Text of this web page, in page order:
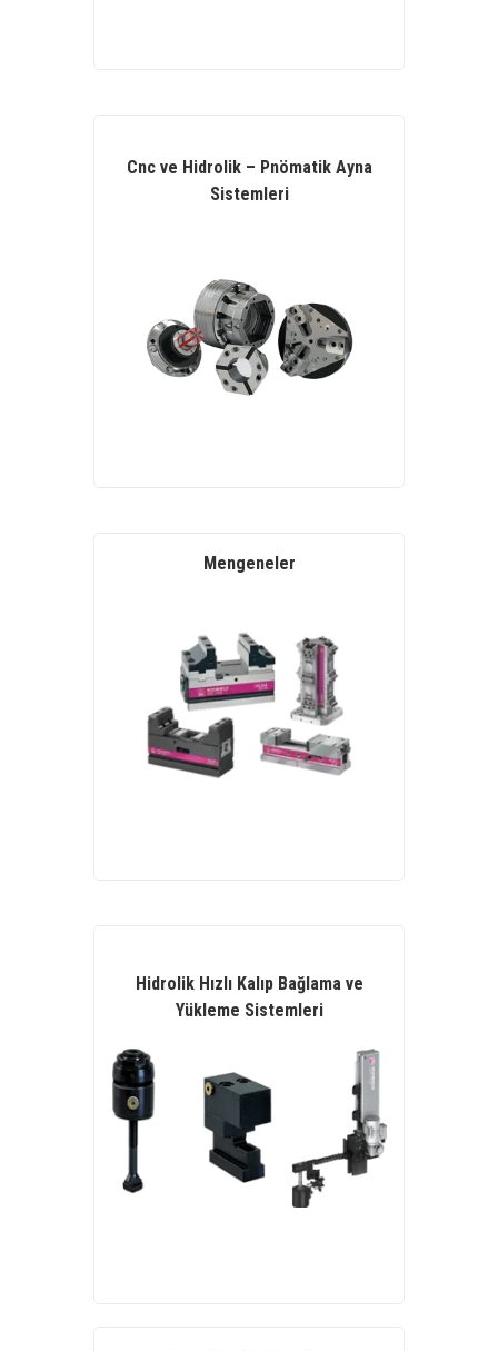
Cnc ve Hidrolik – Pnömatik Ayna
Sistemleri
Mengeneler
Hidrolik Hızlı Kalıp Bağlama ve
Yükleme Sistemleri